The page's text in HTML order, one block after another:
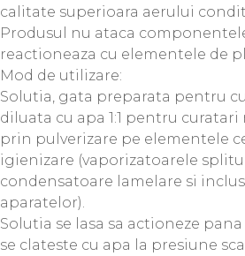
calitate superioara aerului
Produsul nu ataca
reactioneaza cu elementele de
Mod de utilizare:
Solutia, gata preparata pentru
diluata cu apa 1:1 pentru curatari
prin pulverizare pe elementele
igienizare (vaporizatoarele
condensatoare lamelare si
aparatelor).
Solutia se lasa sa actioneze
se clateste cu apa la presiune